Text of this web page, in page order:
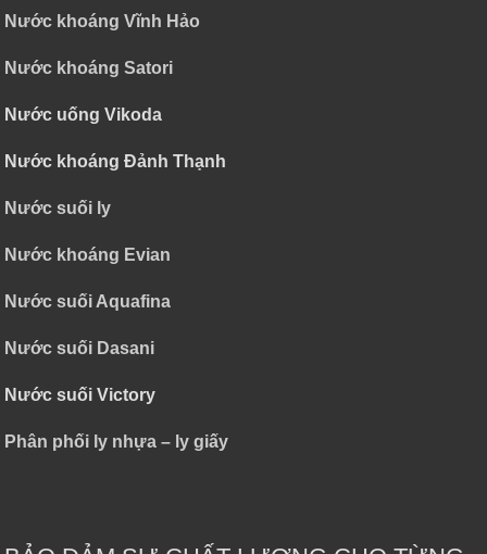
Nước khoáng Vĩnh Hảo
Nước khoáng Satori
Nước uống Vikoda
Nước khoáng Đảnh Thạnh
Nước suối ly
Nước khoáng Evian
Nước suối Aquafina
Nước suối Dasani
Nước suối Victory
Phân phối ly nhựa – ly giấy